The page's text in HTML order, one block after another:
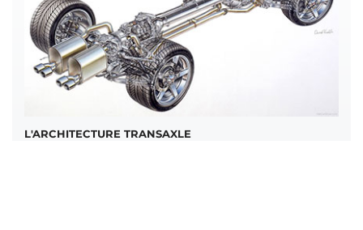
L'ARCHITECTURE TRANSAXLE